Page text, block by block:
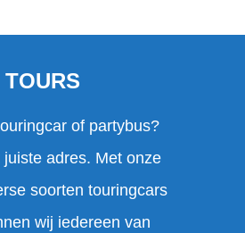
of partybus?
adres. Met onze
soorten touringcars
wij iedereen van